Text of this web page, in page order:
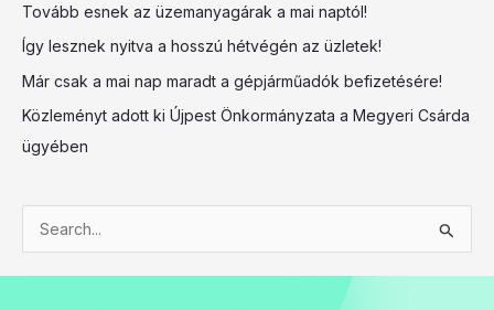
Tovább esnek az üzemanyagárak a mai naptól!
Így lesznek nyitva a hosszú hétvégén az üzletek!
Már csak a mai nap maradt a gépjárműadók befizetésére!
Közleményt adott ki Újpest Önkormányzata a Megyeri Csárda
ügyében